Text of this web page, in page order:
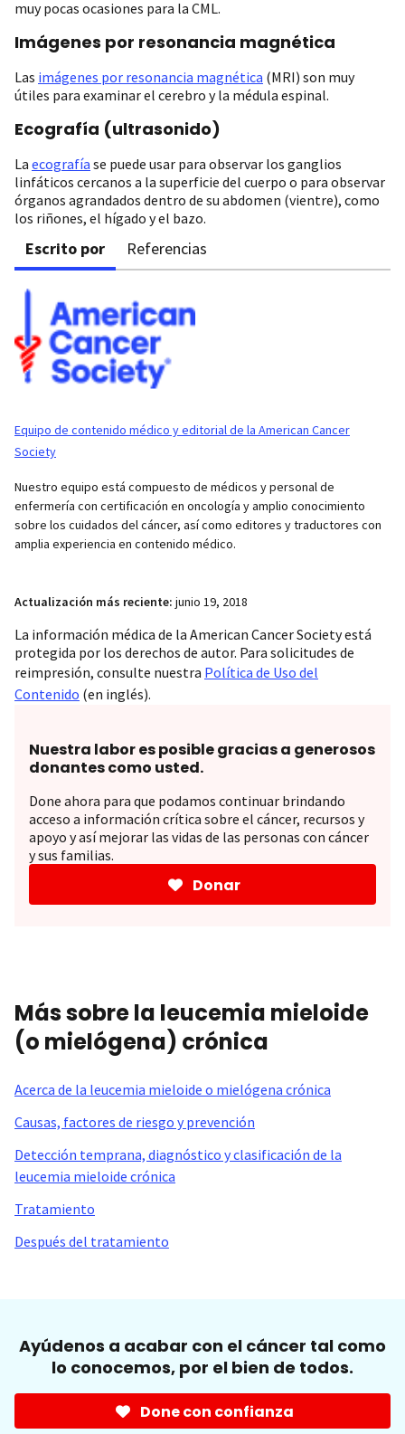
muy pocas ocasiones para la CML.
Imágenes por resonancia magnética
Las imágenes por resonancia magnética (MRI) son muy
útiles para examinar el cerebro y la médula espinal.
Ecografía (ultrasonido)
La ecografía se puede usar para observar los ganglios
linfáticos cercanos a la superficie del cuerpo o para observar
órganos agrandados dentro de su abdomen (vientre), como
los riñones, el hígado y el bazo.
Escrito por Referencias
Equipo de contenido médico y editorial de la American Cancer
Society
Nuestro equipo está compuesto de médicos y personal de
enfermería con certificación en oncología y amplio conocimiento
sobre los cuidados del cáncer, así como editores y traductores con
amplia experiencia en contenido médico.
Actualización más reciente: junio 19, 2018
La información médica de la American Cancer Society está
protegida por los derechos de autor. Para solicitudes de
reimpresión, consulte nuestra Política de Uso del
Contenido (en inglés).
Nuestra labor es posible gracias a generosos
donantes como usted.
Done ahora para que podamos continuar brindando
acceso a información crítica sobre el cáncer, recursos y
apoyo y así mejorar las vidas de las personas con cáncer
y sus familias.
Donar
Más sobre la leucemia mieloide
(o mielógena) crónica
Acerca de la leucemia mieloide o mielógena crónica
Causas, factores de riesgo y prevención
Detección temprana, diagnóstico y clasificación de la
leucemia mieloide crónica
Tratamiento
Después del tratamiento
Ayúdenos a acabar con el cáncer tal como
lo conocemos, por el bien de todos.
Done con confianza